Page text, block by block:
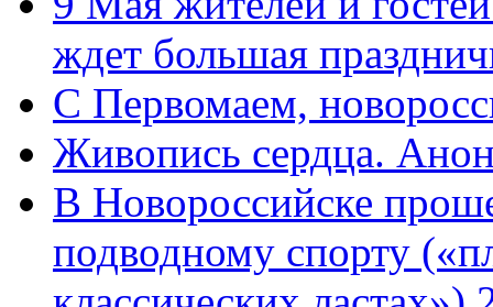
ждет большая
C Первомаем,
Живопись сердца.
В Новороссийске
подводному спорту